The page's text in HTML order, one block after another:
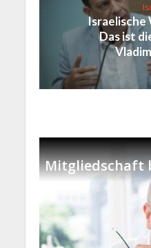
Israelische
Das ist
Mitgliedschaft